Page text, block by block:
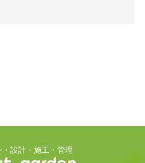
設計・施工・管理